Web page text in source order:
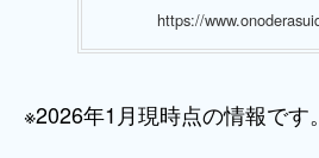
https://
※2026年1月現時点の情報です。